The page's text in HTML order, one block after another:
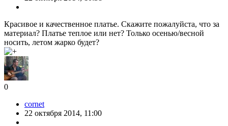
Красивое и качественное платье. Скажите пожалуйста, что за
материал? Платье теплое или нет? Только осенью/весной
носить, летом жарко будет?
0
cornet
22 октября 2014, 11:00